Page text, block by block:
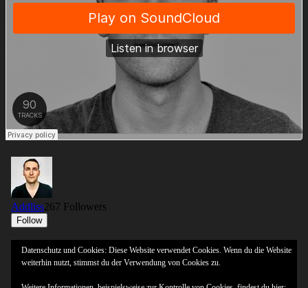
Datenschutz und Cookies: Diese Website verwendet Cookies. Wenn du die Website
weiterhin nutzt, stimmst du der Verwendung von Cookies zu.